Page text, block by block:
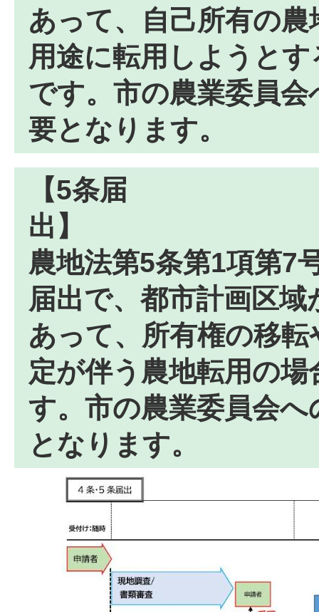
あって、自己所有の
用途に転用しようと
です。市の農業委員
要となります。
【5条届
農地法第5条第1項第7
届出で、都市計画区域
あって、所有権の移
定が伴う農地転用の
す。市の農業委員会
となります。